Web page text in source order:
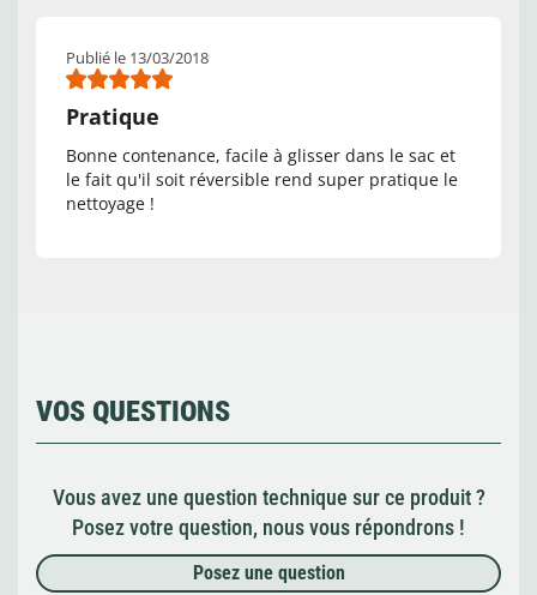
Publié le 13/03/2018
Pratique
Bonne contenance, facile à glisser dans le sac et
le fait qu'il soit réversible rend super pratique le
nettoyage !
VOS QUESTIONS
Vous avez une question technique sur ce produit ?
Posez votre question, nous vous répondrons !
Posez une question